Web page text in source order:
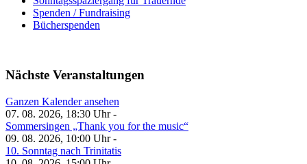
Spenden / Fundraising
Bücherspenden
Nächste Veranstaltungen
Ganzen Kalender ansehen
07. 08. 2026, 18:30 Uhr -
Sommersingen „Thank you for the music“
09. 08. 2026, 10:00 Uhr -
10. Sonntag nach Trinitatis